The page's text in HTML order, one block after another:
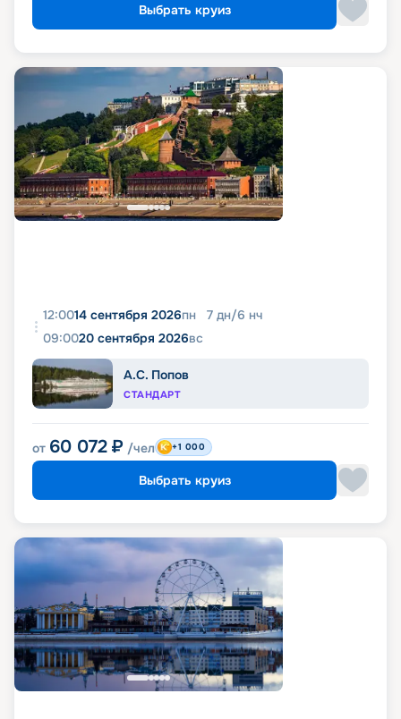
Выбрать круиз
12:0014 сентября 2026пн 7 дн/6 нч
09:0020 сентября 2026вс
А.С. Попов
СТАНДАРТ
от 60 072 ₽ /чел +1 000
Выбрать круиз